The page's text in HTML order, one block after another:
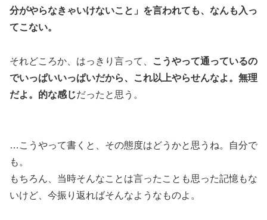
分がやらなきゃいけないこと」を言われても、なんも入っ
てこない。
それどころか、はっきり言って、
こうやって通っているの
でいっぱいいっぱいだから、これ以上やらせんなよ。無理
だよ。的な感じだったと思う。
…こうやって書くと、その態度はどうかと思うね。自分で
も。
もちろん、当時そんなことは言ったことも思った記憶もな
いけど、今振り返ればそんなようなものよ。